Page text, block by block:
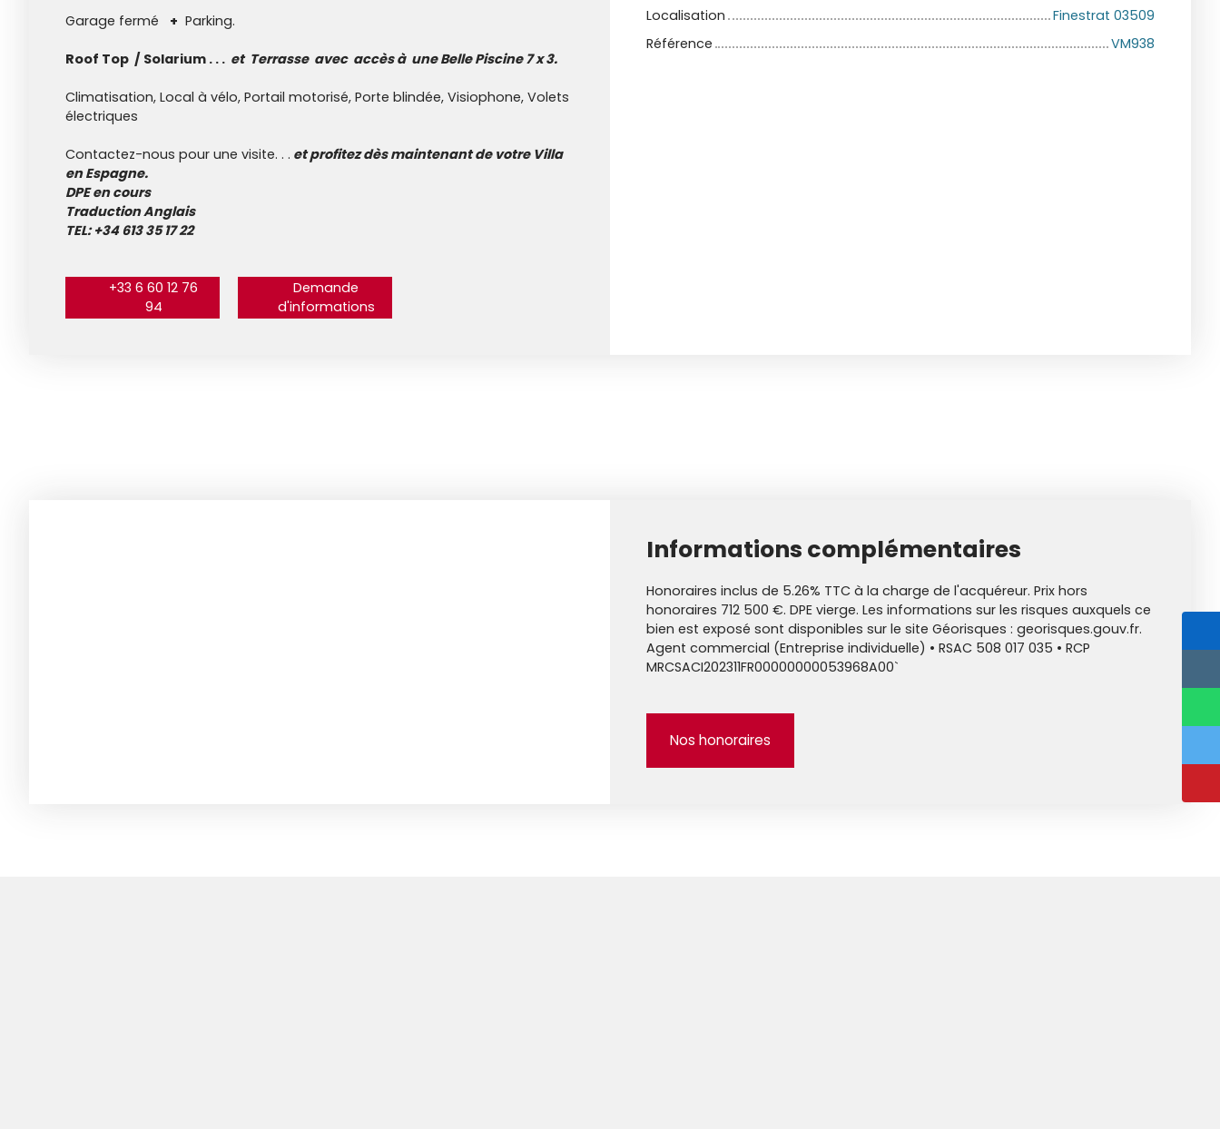
Garage fermé + Parking.
Roof Top / Solarium . . . et Terrasse avec accès à une Belle Piscine 7 x 3.
Climatisation, Local à vélo, Portail motorisé, Porte blindée, Visiophone, Volets
électriques
Contactez-nous pour une visite. . . et profitez dès maintenant de votre Villa
en Espagne.
DPE en cours
Traduction Anglais
TEL: +34 613 35 17 22
+33 6 60 12 76
94
Demande
d'informations
Localisation
Finestrat 03509
Référence
VM938
Informations complémentaires
Honoraires inclus de 5.26% TTC à la charge de l'acquéreur. Prix hors
honoraires 712 500 €. DPE vierge. Les informations sur les risques auxquels ce
bien est exposé sont disponibles sur le site Géorisques : georisques.gouv.fr.
Agent commercial (Entreprise individuelle) • RSAC 508 017 035 • RCP
MRCSACI202311FR00000000053968A00`
Nos honoraires